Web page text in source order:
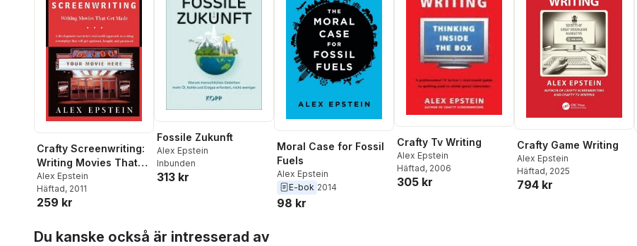
Crafty Screenwriting:
Writing Movies That
Get Made
Alex Epstein
Häftad, 2011
259 kr
Fossile Zukunft
Alex Epstein
Inbunden
313 kr
Moral Case for Fossil
Fuels
Alex Epstein
E-bok 2014
98 kr
Crafty Tv Writing
Alex Epstein
Häftad, 2006
305 kr
Crafty Game Writing
Alex Epstein
Häftad, 2025
794 kr
Du kanske också är intresserad av